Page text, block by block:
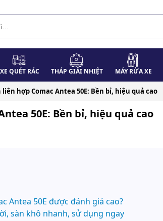
XE QUÉT RÁC THÁP GIẢI NHIỆT MÁY RỬA XE
liên hợp Comac Antea 50E: Bền bỉ, hiệu quả cao
50E: Bền bỉ, hiệu quả cao
Antea 50E được đánh giá cao?
sàn khô nhanh, sử dụng ngay